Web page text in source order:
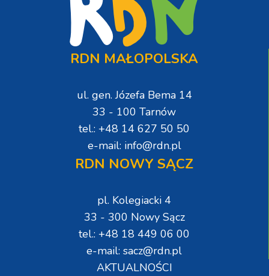
RDN MAŁOPOLSKA
ul. gen. Józefa Bema 14
33 - 100 Tarnów
tel.: +48 14 627 50 50
e-mail: info@rdn.pl
RDN NOWY SĄCZ
pl. Kolegiacki 4
33 - 300 Nowy Sącz
tel.: +48 18 449 06 00
e-mail: sacz@rdn.pl
AKTUALNOŚCI